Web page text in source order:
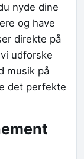
nyde dine
og have
direkte på
udforske
musik på
det perfekte